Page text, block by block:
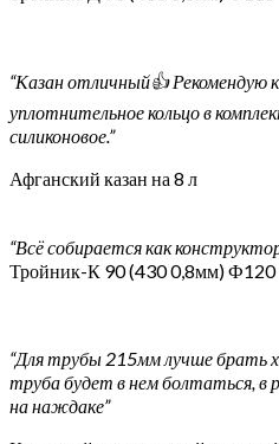
“Казан отличный👍 Рекомендую к
уплотнительное кольцо в
силиконовое.”
Афганский казан на 8 л
“Всё собирается как
Тройник-К 90 (430 0,8мм) Ф120
“Для трубы 215мм лучше брать
труба будет в нем болтаться, в
на наждаке”